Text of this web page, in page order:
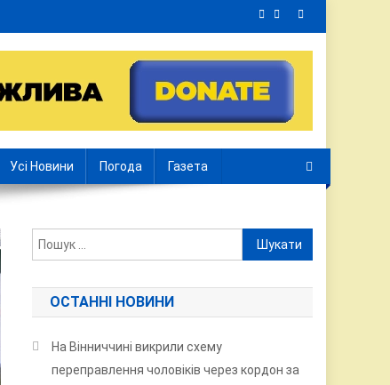
Усі Новини Погода Газета
Пошук:
ОСТАННІ НОВИНИ
На Вінниччині викрили схему
переправлення чоловіків через кордон за